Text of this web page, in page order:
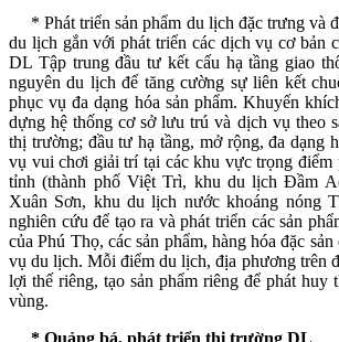
* Phát triển sản phẩm du lịch đặc trưng và
du lịch gắn với phát triển các dịch vụ cơ bản
DL Tập trung đầu tư kết cấu hạ tầng giao
nguyên du lịch để tăng cường sự liên kết
phục vụ đa dạng hóa sản phẩm.Khuyến
dựng hệ thống cơ sở lưu trú và dịch vụ theo
thị trường; đầu tư hạ tầng, mở rộng, đa dạng
vụ vui chơi giải trí tại các khu vực trọng điểm
tỉnh (thành phố Việt Trì, khu du lịch Đầm
Xuân Sơn, khu du lịch nước khoáng nóng
nghiên cứu để tạo ra và phát triển các sản
của Phú Thọ, các sản phẩm, hàng hóa đặc
vụ du lịch. Mỗi điểm du lịch, địa phương trên
lợi thế riêng, tạo sản phẩm riêng để phát huy
vùng.
* Quảng bá, phát triển thị trường DL